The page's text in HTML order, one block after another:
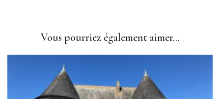
Vous pourriez également aimer...